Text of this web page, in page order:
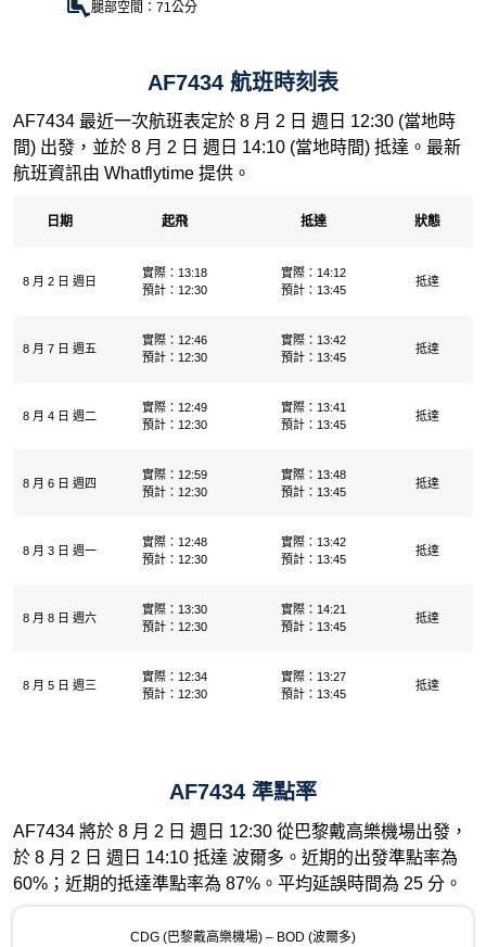
腿部空間：71公分
AF7434 航班時刻表
AF7434 最近一次航班表定於 8 月 2 日 週日 12:30 (當地時
間) 出發，並於 8 月 2 日 週日 14:10 (當地時間) 抵達。最新
航班資訊由 Whatflytime 提供。
日期 起飛 抵達 狀態
8 月 2 日 週日
實際：13:18
預計：12:30
實際：14:12
預計：13:45
抵達
8 月 7 日 週五
實際：12:46
預計：12:30
實際：13:42
預計：13:45
抵達
8 月 4 日 週二
實際：12:49
預計：12:30
實際：13:41
預計：13:45
抵達
8 月 6 日 週四
實際：12:59
預計：12:30
實際：13:48
預計：13:45
抵達
8 月 3 日 週一
實際：12:48
預計：12:30
實際：13:42
預計：13:45
抵達
8 月 8 日 週六
實際：13:30
預計：12:30
實際：14:21
預計：13:45
抵達
8 月 5 日 週三
實際：12:34
預計：12:30
實際：13:27
預計：13:45
抵達
AF7434 準點率
AF7434 將於 8 月 2 日 週日 12:30 從巴黎戴高樂機場出發，
於 8 月 2 日 週日 14:10 抵達 波爾多。近期的出發準點率為
60%；近期的抵達準點率為 87%。平均延誤時間為 25 分。
CDG (巴黎戴高樂機場) – BOD (波爾多)